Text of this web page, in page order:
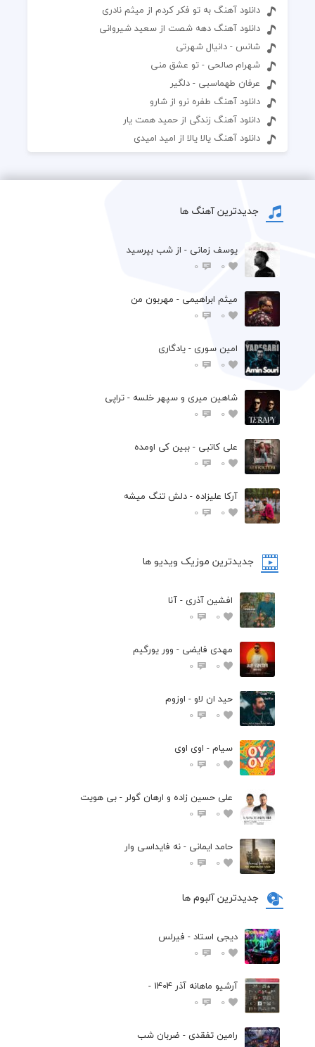
دانلود آهنگ به تو فکر کردم از میثم نادری
دانلود آهنگ دهه شصت از سعید شیروانی
شانس - دانیال شهرتی
شهرام صالحی - تو عشق منی
عرفان طهماسبی - دلگیر
دانلود آهنگ طفره نرو از شارو
دانلود آهنگ زندگی از حمید همت یار
دانلود آهنگ یالا یالا از امید امیدی
جدیدترین آهنگ ها
یوسف زمانی - از شب بپرسید
0
0
میثم ابراهیمی - مهربون من
0
0
امین سوری - یادگاری
0
0
شاهین میری و سپهر خلسه - تراپی
0
0
علی کاتبی - ببین کی اومده
0
0
آرکا علیزاده - دلش تنگ میشه
0
0
جدیدترین موزیک ویدیو ها
افشین آذری - آنا
0
0
مهدی فایضی - وور یورگیم
0
0
حید ان لاو - اوزوم
0
0
سیام - اوی اوی
0
0
علی حسین زاده و ارهان گولر - بی هویت
0
0
حامد ایمانی - نه فایداسی وار
0
0
جدیدترین آلبوم ها
دیجی استاد - فیرلس
0
0
آرشیو ماهانه آذر 1404 -
0
0
رامین تفقدی - ضربان شب